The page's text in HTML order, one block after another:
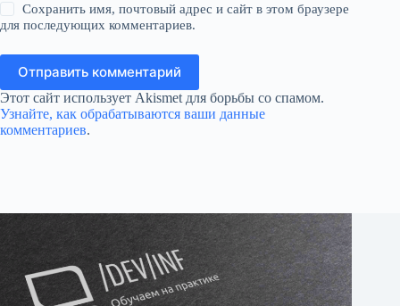
Сохранить имя, почтовый адрес и сайт в этом браузере
для последующих комментариев.
Отправить комментарий
Этот сайт использует Akismet для борьбы со спамом.
Узнайте, как обрабатываются ваши данные
комментариев.